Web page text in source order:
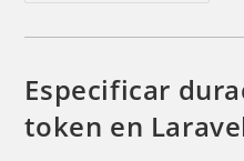
Especificar
token en